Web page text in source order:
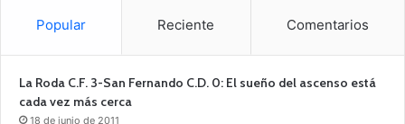
Popular Reciente Comentarios
La Roda C.F. 3-San Fernando C.D. 0: El sueño del ascenso está
cada vez más cerca
18 de junio de 2011